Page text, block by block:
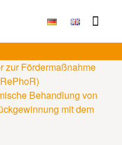
zur Fördermaßnahme
Behandlung von
mit dem